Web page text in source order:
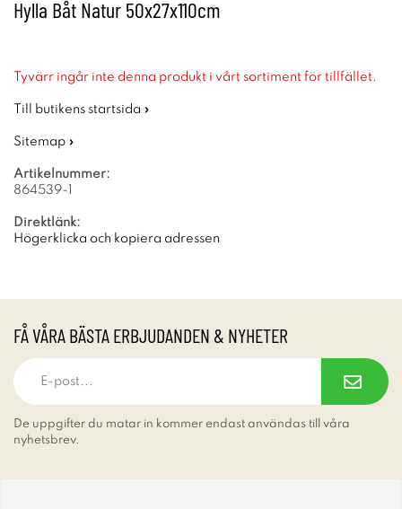
Hylla Båt Natur 50x27x110cm
Tyvärr ingår inte denna produkt i vårt sortiment för tillfället.
Till butikens startsida »
Sitemap »
Artikelnummer:
864539-1
Direktlänk:
Högerklicka och kopiera adressen
FÅ VÅRA BÄSTA ERBJUDANDEN & NYHETER
De uppgifter du matar in kommer endast användas till våra
nyhetsbrev.